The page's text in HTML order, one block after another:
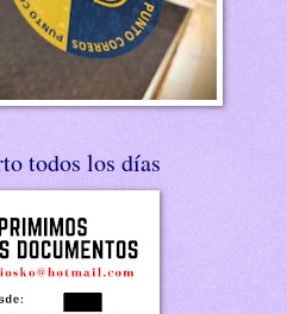
todos los días